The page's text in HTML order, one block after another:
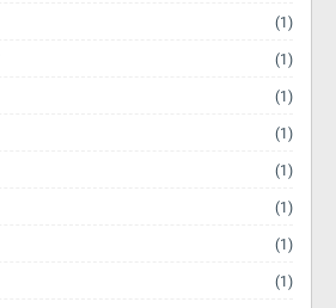
(1)
(1)
(1)
(1)
(1)
(1)
(1)
(1)